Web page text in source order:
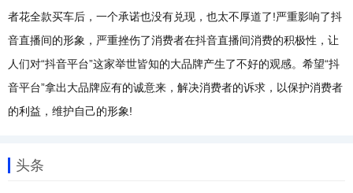
者花全款买车后，一个承诺也没有兑现，也太不厚道了!严重影响了抖
音直播间的形象，严重挫伤了消费者在抖音直播间消费的积极性，让
人们对“抖音平台”这家举世皆知的大品牌产生了不好的观感。希望“抖
音平台”拿出大品牌应有的诚意来，解决消费者的诉求，以保护消费者
的利益，维护自己的形象!
头条